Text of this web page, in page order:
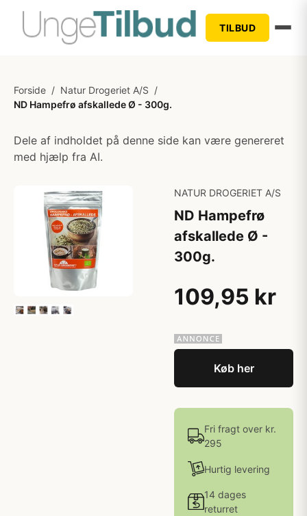
TILBUD
Forside / Natur Drogeriet A/S /
ND Hampefrø afskallede Ø - 300g.
Dele af indholdet på denne side kan være genereret
med hjælp fra AI.
NATUR DROGERIET A/S
ND Hampefrø
afskallede Ø -
300g.
109,95 kr
Køb her
Fri fragt over kr.
295
Hurtig levering
14 dages
returret